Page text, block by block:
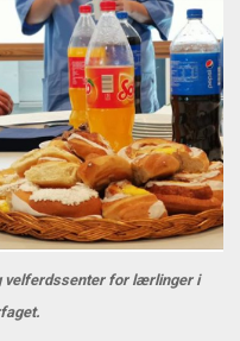
velferdssenter for lærlinger i